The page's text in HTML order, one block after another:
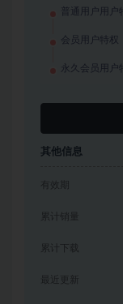
普通用户用户
会员用户特权：
永久会员用户
其他信息
有效期
累计销量
累计下载